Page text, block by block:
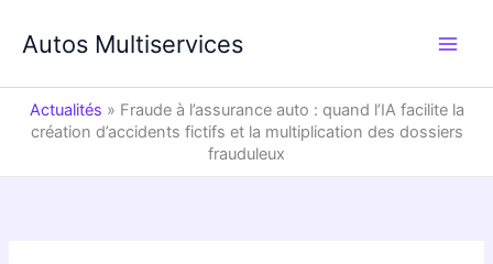
Autos Multiservices
Actualités » Fraude à l’assurance auto : quand l’IA facilite la
création d’accidents fictifs et la multiplication des dossiers
frauduleux